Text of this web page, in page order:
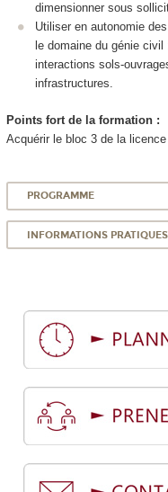
dimensionner sous
Utiliser en autonomie
le domaine du génie
interactions sols-
infrastructures.
Points fort de la formation :
Acquérir le bloc 3 de la
PROGRAMME
INFORMATIONS PRATIQUES